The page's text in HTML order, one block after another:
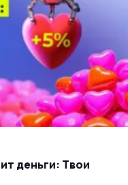
деньги: Твои